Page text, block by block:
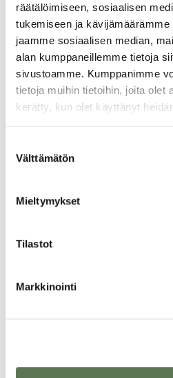
räätälöimiseen, sosiaalisen
tukemiseen ja
jaamme sosiaalisen median,
alan kumppaneillemme tietoja
sivustoamme. Kumppanimme
tietoja muihin tietoihin, joita olet
kerätty, kun olet käyttänyt
valinta
Välttämätön
Mieltymykset
Tilastot
Markkinointi
Esiopetus alkaa
Varhaiskasvatus ja esiopetus
Lupa- ja
Myrsky Energia Oy:n
tuulivoimahanketta
Ajankohtaista
Jaa tapahtuma:
Linkedin